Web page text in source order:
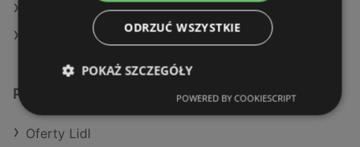
Aktualne gazetki Makro
Sklepy Biedronka w Międzyzdroje
Podobne sklepy detaliczne
Oferty Lidl
ODRZUĆ WSZYSTKIE
POKAŻ SZCZEGÓŁY
POWERED BY COOKIESCRIPT